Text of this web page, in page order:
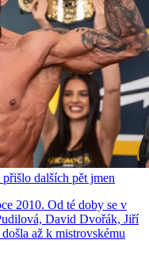
dalších pět jmen
2010. Od té doby se v
David Dvořák, Jiří
až k mistrovskému